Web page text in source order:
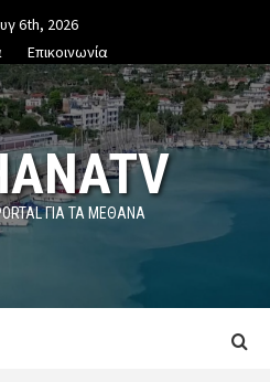
6th, 2026
Επικοινωνία
ΓΙΑ ΤΑ ΜΕΘΑΝΑ